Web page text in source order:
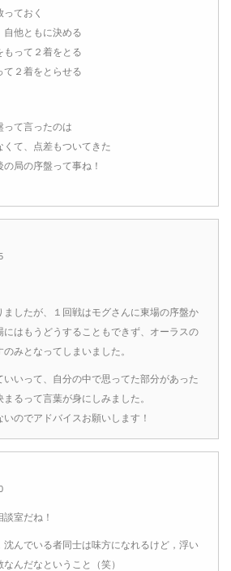
ておく
他ともに決める
って２着をとる
２着をとらせる
って言ったのは
て、点差もついてきた
局の序盤って事ね！
ましたが、１回戦はモグさんに東場の序盤か
にはもうどうすることもできず、オーラスの
みとなってしまいました。
いって、自分の中で思ってた部分があった
るって言葉が身にしみました。
のでアドバイスお願いします！
室だね！
んでいる者同士は味方になれるけど，浮い
んだなということ（笑）